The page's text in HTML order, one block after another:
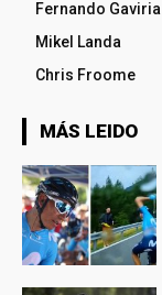
Fernando Gaviria
Mikel Landa
Chris Froome
MÁS LEIDO